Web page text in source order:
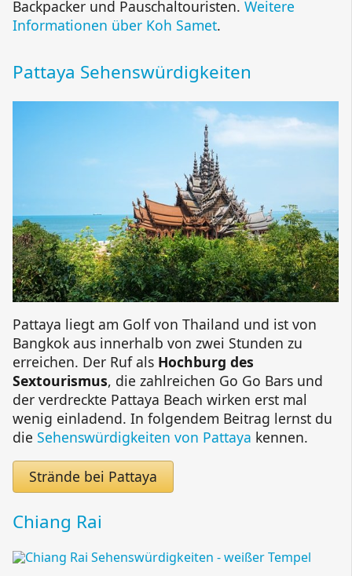
Backpacker und Pauschaltouristen. Weitere
Informationen über Koh Samet.
Pattaya Sehenswürdigkeiten
Pattaya liegt am Golf von Thailand und ist von
Bangkok aus innerhalb von zwei Stunden zu
erreichen. Der Ruf als Hochburg des
Sextourismus, die zahlreichen Go Go Bars und
der verdreckte Pattaya Beach wirken erst mal
wenig einladend. In folgendem Beitrag lernst du
die Sehenswürdigkeiten von Pattaya kennen.
Strände bei Pattaya
Chiang Rai